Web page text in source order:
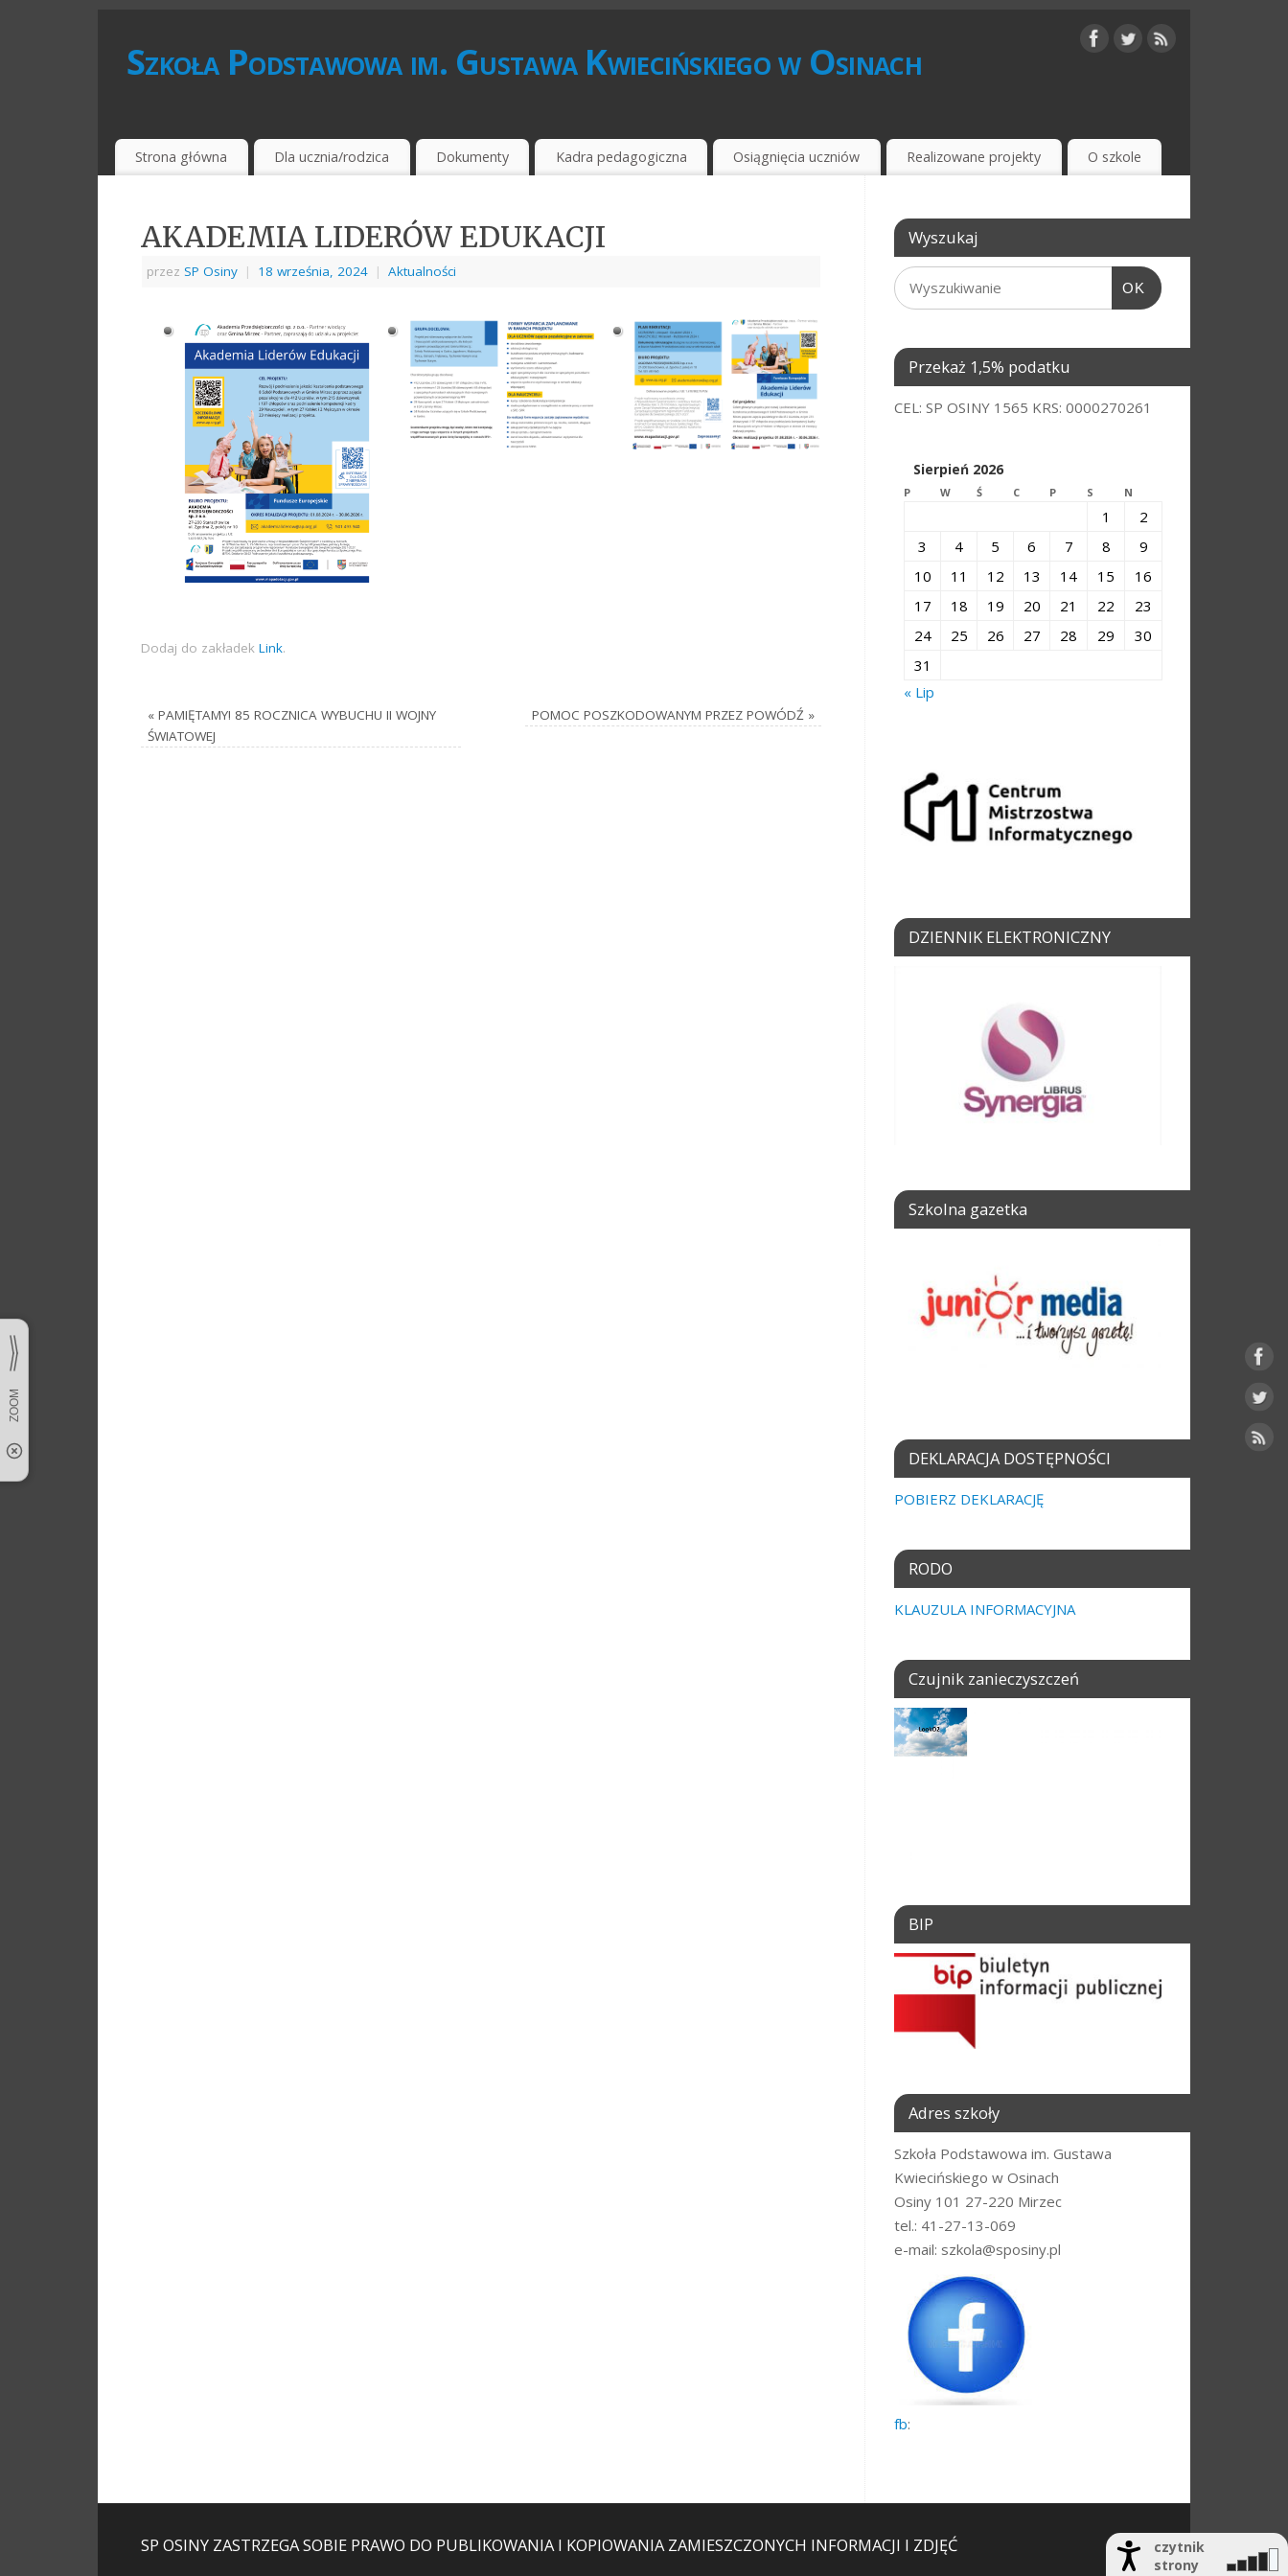
Szkoła Podstawowa im. Gustawa Kwiecińskiego w Osinach
Strona główna Dla ucznia/rodzica Dokumenty Kadra pedagogiczna Osiągnięcia uczniów Realizowane projekty O szkole
AKADEMIA LIDERÓW EDUKACJI
przez SP Osiny | 18 września, 2024 | Aktualności
Dodaj do zakładek Link.
« PAMIĘTAMY! 85 ROCZNICA WYBUCHU II WOJNY
ŚWIATOWEJ
POMOC POSZKODOWANYM PRZEZ POWÓDŹ »
Wyszukaj
OK
Przekaż 1,5% podatku
CEL: SP OSINY 1565 KRS: 0000270261
Sierpień 2026
P W Ś C P S N
1
2
3
4 5 6 7 8
9
10
11 12 13 14 15
16
17
18 19 20 21 22
23
24
25 26 27 28 29
30
31
« Lip
DZIENNIK ELEKTRONICZNY
Szkolna gazetka
DEKLARACJA DOSTĘPNOŚCI
POBIERZ DEKLARACJĘ
RODO
KLAUZULA INFORMACYJNA
Czujnik zanieczyszczeń
BIP
Adres szkoły
Szkoła Podstawowa im. Gustawa
Kwiecińskiego w Osinach
Osiny 101 27-220 Mirzec
tel.: 41-27-13-069
e-mail: szkola@sposiny.pl
fb:
SP OSINY ZASTRZEGA SOBIE PRAWO DO PUBLIKOWANIA I KOPIOWANIA ZAMIESZCZONYCH INFORMACJI I ZDJĘĆ
czytnik
strony